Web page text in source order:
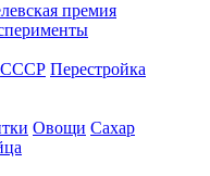
премия
СССР Перестройка
Овощи Сахар